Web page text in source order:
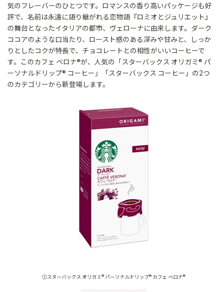
気のフレーバーのひとつです。ロマンスの香り高いパッケージも好
評で、名前は永遠に語り継がれる恋物語『ロミオとジュリエット』
の舞台となったイタリアの都市、ヴェローナに由来します。ダーク
ココアのような口当たり、ロースト感のある深みや甘みと、しっか
りとしたコクが特長で、チョコレートとの相性がいいコーヒーで
す。このカフェ ベロナ®が、人気の「スターバックス オリガミ® パ
ーソナルドリップ® コーヒー」「スターバックス コーヒー」の2つ
のカテゴリーから新登場します。
①スターバックス オリガミ® パーソナルドリップ® カフェ ベロナ®